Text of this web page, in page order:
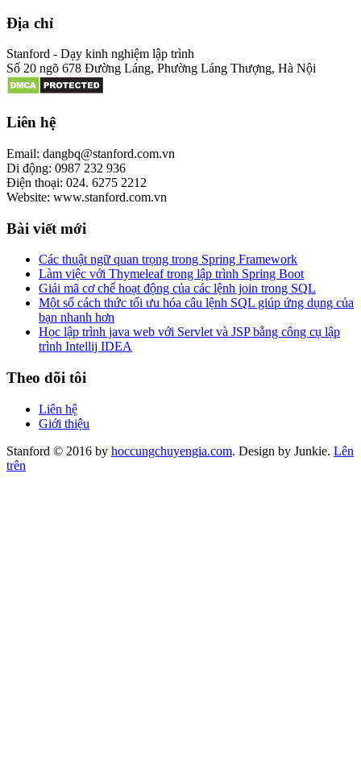
Địa chỉ
Stanford - Dạy kinh nghiệm lập trình
Số 20 ngõ 678 Đường Láng, Phường Láng Thượng, Hà Nội
Liên hệ
Email: dangbq@stanford.com.vn
Di động: 0987 232 936
Điện thoại: 024. 6275 2212
Website: www.stanford.com.vn
Bài viết mới
Các thuật ngữ quan trọng trong Spring Framework
Làm việc với Thymeleaf trong lập trình Spring Boot
Giải mã cơ chế hoạt động của các lệnh join trong SQL
Một số cách thức tối ưu hóa câu lệnh SQL giúp ứng dụng của
bạn nhanh hơn
Học lập trình java web với Servlet và JSP bằng công cụ lập
trình Intellij IDEA
Theo dõi tôi
Liên hệ
Giới thiệu
Stanford © 2016 by hoccungchuyengia.com. Design by Junkie. Lên
trên